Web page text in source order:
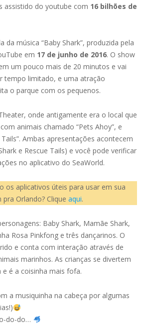
assistido do youtube com 16 bilhões de
da música “Baby Shark”, produzida pela
em 17 de junho de 2016. O show
um pouco mais de 20 minutos e vai
tempo limitado, e uma atração
o parque com os pequenos.
onde antigamente era o local que
animais chamado “Pets Ahoy”, e
Ambas apresentações acontecem
e Rescue Tails) e você pode verificar
no aplicativo do SeaWorld.
os aplicativos úteis para usar em sua
pra Orlando? Clique aqui.
Baby Shark, Mamãe Shark,
Rosa Pinkfong e três dançarinos. O
e conta com interação através de
marinhos. As crianças se divertem
é a coisinha mais fofa.
a musiquinha na cabeça por algumas
do-do…